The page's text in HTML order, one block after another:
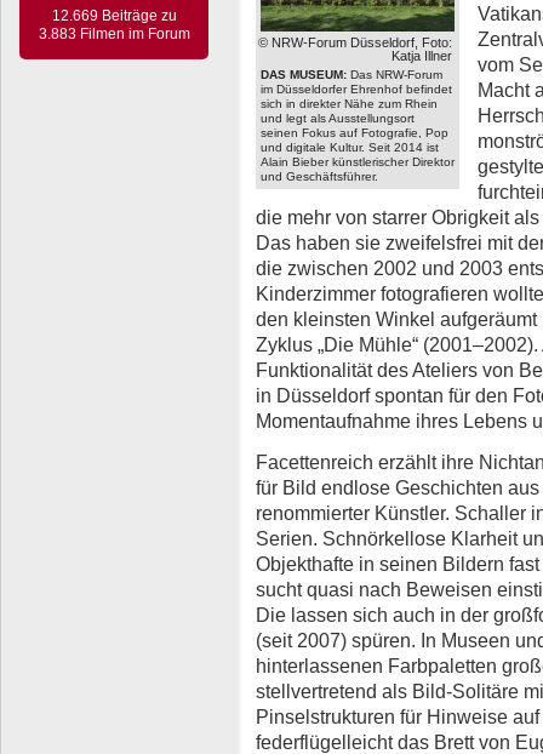
12.669 Beiträge zu
3.883 Filmen im Forum
© NRW-Forum Düsseldorf, Foto:
Katja Illner
DAS MUSEUM: Das NRW-Forum
im Düsseldorfer Ehrenhof befindet
sich in direkter Nähe zum Rhein
und legt als Ausstellungsort
seinen Fokus auf Fotografie, Pop
und digitale Kultur. Seit 2014 ist
Alain Bieber künstlerischer Direktor
und Geschäftsführer.
vom
Macht
die mehr von starrer Obrigkeit
Das haben sie zweifelsfrei mit
die zwischen 2002 und 2003
Kinderzimmer fotografieren
den kleinsten Winkel
Zyklus „Die Mühle“
Funktionalität des Ateliers von
in Düsseldorf spontan für den
Momentaufnahme ihres Lebens
Facettenreich erzählt ihre
für Bild endlose Geschichten
renommierter Künstler. Schaller
Serien. Schnörkellose Klarheit
Objekthafte in seinen Bildern
sucht quasi nach Beweisen
Die lassen sich auch in der
(seit 2007) spüren. In Museen
hinterlassenen Farbpaletten
stellvertretend als Bild-Solitäre
Pinselstrukturen für Hinweise
federflügelleicht das Brett von